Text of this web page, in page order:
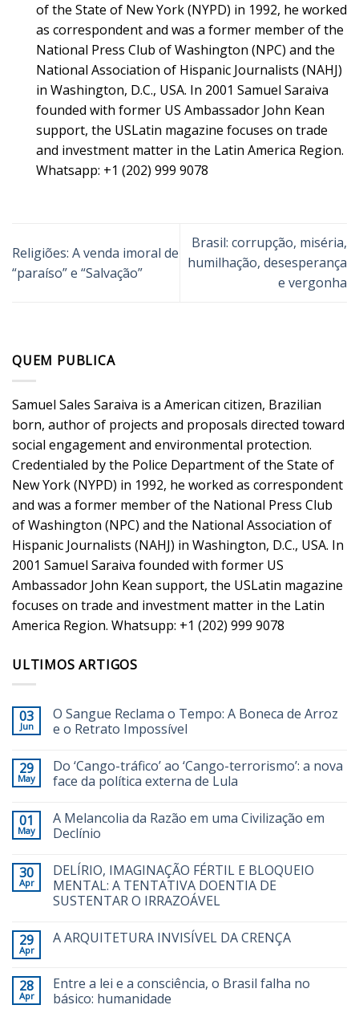
of the State of New York (NYPD) in 1992, he worked
as correspondent and was a former member of the
National Press Club of Washington (NPC) and the
National Association of Hispanic Journalists (NAHJ)
in Washington, D.C., USA. In 2001 Samuel Saraiva
founded with former US Ambassador John Kean
support, the USLatin magazine focuses on trade
and investment matter in the Latin America Region.
Whatsapp: +1 (202) 999 9078
Religiões: A venda imoral de
“paraíso” e “Salvação”
Brasil: corrupção, miséria,
humilhação, desesperança
e vergonha
QUEM PUBLICA
Samuel Sales Saraiva is a American citizen, Brazilian
born, author of projects and proposals directed toward
social engagement and environmental protection.
Credentialed by the Police Department of the State of
New York (NYPD) in 1992, he worked as correspondent
and was a former member of the National Press Club
of Washington (NPC) and the National Association of
Hispanic Journalists (NAHJ) in Washington, D.C., USA. In
2001 Samuel Saraiva founded with former US
Ambassador John Kean support, the USLatin magazine
focuses on trade and investment matter in the Latin
America Region. Whatsupp: +1 (202) 999 9078
ULTIMOS ARTIGOS
03
Jun
O Sangue Reclama o Tempo: A Boneca de Arroz
e o Retrato Impossível
29
May
Do ‘Cango-tráfico’ ao ‘Cango-terrorismo’: a nova
face da política externa de Lula
01
May
A Melancolia da Razão em uma Civilização em
Declínio
30
Apr
DELÍRIO, IMAGINAÇÃO FÉRTIL E BLOQUEIO
MENTAL: A TENTATIVA DOENTIA DE
SUSTENTAR O IRRAZOÁVEL
29
Apr
A ARQUITETURA INVISÍVEL DA CRENÇA
28
Apr
Entre a lei e a consciência, o Brasil falha no
básico: humanidade